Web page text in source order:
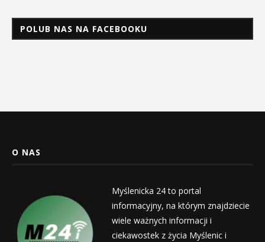
POLUB NAS NA FACEBOOKU
O NAS
Myślenicka 24 to portal
informacyjny, na którym znajdziecie
wiele ważnych informacji i
ciekawostek z życia Myślenic i